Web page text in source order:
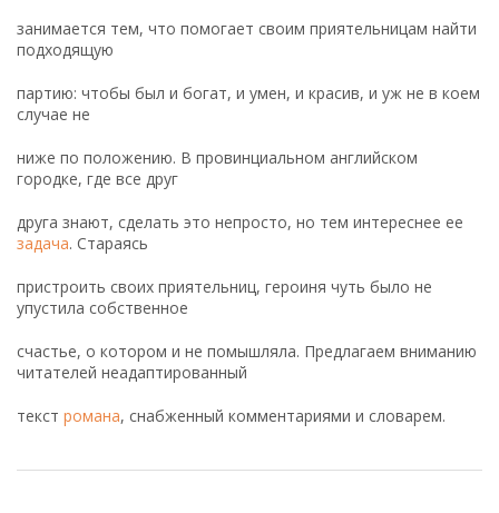
занимается тем, что помогает своим приятельницам найти
подходящую
партию: чтобы был и богат, и умен, и красив, и уж не в коем
случае не
ниже по положению. В провинциальном английском
городке, где все друг
друга знают, сделать это непросто, но тем интереснее ее
задача. Стараясь
пристроить своих приятельниц, героиня чуть было не
упустила собственное
счастье, о котором и не помышляла. Предлагаем вниманию
читателей неадаптированный
текст романа, снабженный комментариями и словарем.